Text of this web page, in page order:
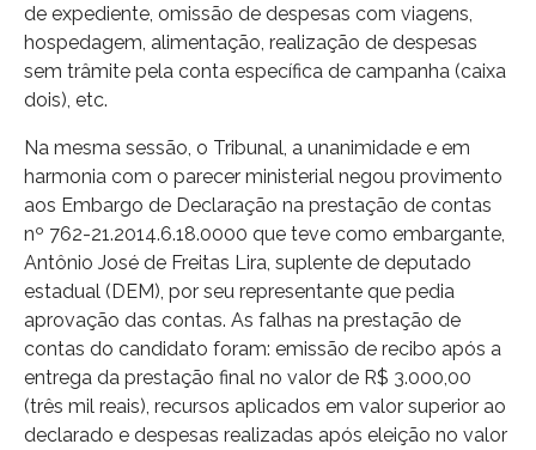
de expediente, omissão de despesas com viagens,
hospedagem, alimentação, realização de despesas
sem trâmite pela conta específica de campanha (caixa
dois), etc.
Na mesma sessão, o Tribunal, a unanimidade e em
harmonia com o parecer ministerial negou provimento
aos Embargo de Declaração na prestação de contas
nº 762-21.2014.6.18.0000 que teve como embargante,
Antônio José de Freitas Lira, suplente de deputado
estadual (DEM), por seu representante que pedia
aprovação das contas. As falhas na prestação de
contas do candidato foram: emissão de recibo após a
entrega da prestação final no valor de R$ 3.000,00
(três mil reais), recursos aplicados em valor superior ao
declarado e despesas realizadas após eleição no valor